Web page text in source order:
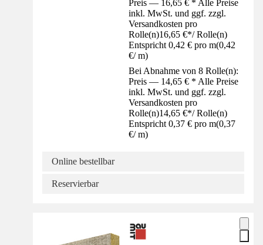
Preis — 16,65 € * Alle Preise
inkl. MwSt. und ggf. zzgl.
Versandkosten pro
Rolle(n)16,65 €*/ Rolle(n)
Entspricht 0,42 € pro m(0,42
€/ m)
Bei Abnahme von 8 Rolle(n):
Preis — 14,65 € * Alle Preise
inkl. MwSt. und ggf. zzgl.
Versandkosten pro
Rolle(n)14,65 €*/ Rolle(n)
Entspricht 0,37 € pro m(0,37
€/ m)
Online bestellbar
Reservierbar